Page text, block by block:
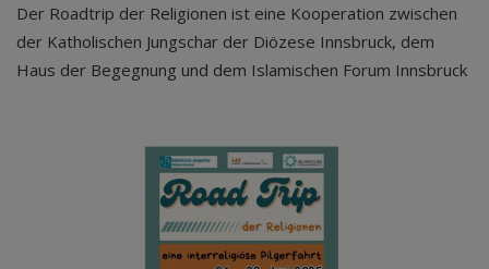
Der Roadtrip der Religionen ist eine Kooperation zwischen
der Katholischen Jungschar der Diözese Innsbruck, dem
Haus der Begegnung und dem Islamischen Forum Innsbruck